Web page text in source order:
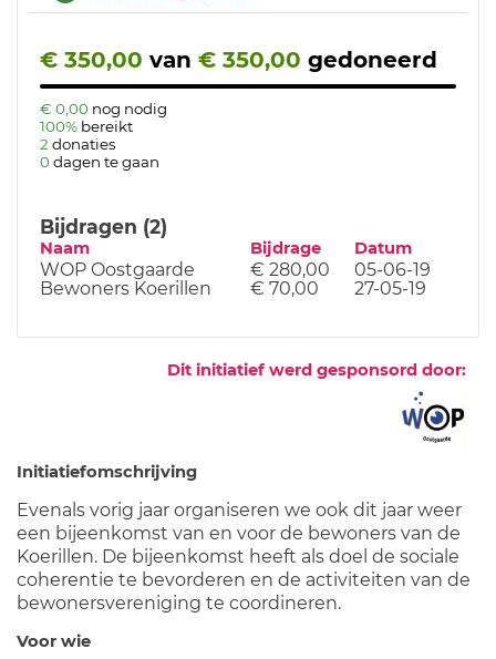
€ 350,00 van € 350,00 gedoneerd
€ 0,00 nog nodig
100% bereikt
2 donaties
0 dagen te gaan
Bijdragen (2)
Naam Bijdrage Datum
WOP Oostgaarde € 280,00
05-06-19
Bewoners Koerillen
€ 70,00 27-05-19
Dit initiatief werd gesponsord door:
Initiatiefomschrijving
Evenals vorig jaar organiseren we ook dit jaar weer
een bijeenkomst van en voor de bewoners van de
Koerillen. De bijeenkomst heeft als doel de sociale
coherentie te bevorderen en de activiteiten van de
bewonersvereniging te coordineren.
Voor wie